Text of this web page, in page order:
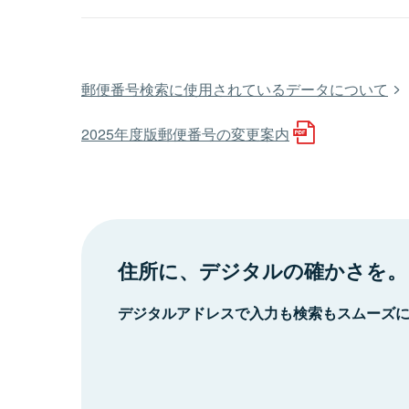
郵便番号検索に使用されているデータについて
2025年度版郵便番号の変更案内
住所に、デジタルの確かさを。
デジタルアドレスで入力も検索もスムーズ